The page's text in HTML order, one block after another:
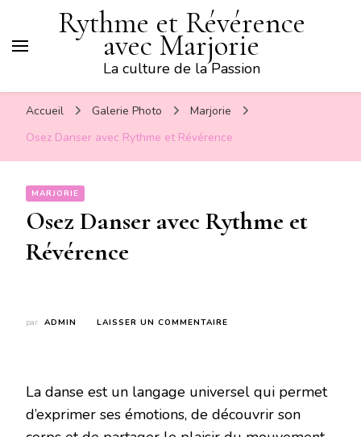
Rythme et Révérence
avec Marjorie
La culture de la Passion
Accueil Galerie Photo
Marjorie
Osez Danser avec Rythme et Révérence
MARJORIE
Osez Danser avec Rythme et
Révérence
par ADMIN LAISSER UN COMMENTAIRE
ET
RÉVÉRENCE
La danse est un langage universel qui permet
d’exprimer ses émotions, de découvrir son